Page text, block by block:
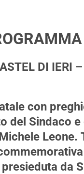
DI IERI –
con
del Sindaco
Leone.
da